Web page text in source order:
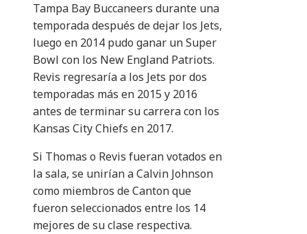
Tampa Bay Buccaneers durante una
temporada después de dejar los Jets,
luego en 2014 pudo ganar un Super
Bowl con los New England Patriots.
Revis regresaría a los Jets por dos
temporadas más en 2015 y 2016
antes de terminar su carrera con los
Kansas City Chiefs en 2017.
Si Thomas o Revis fueran votados en
la sala, se unirían a Calvin Johnson
como miembros de Canton que
fueron seleccionados entre los 14
mejores de su clase respectiva.